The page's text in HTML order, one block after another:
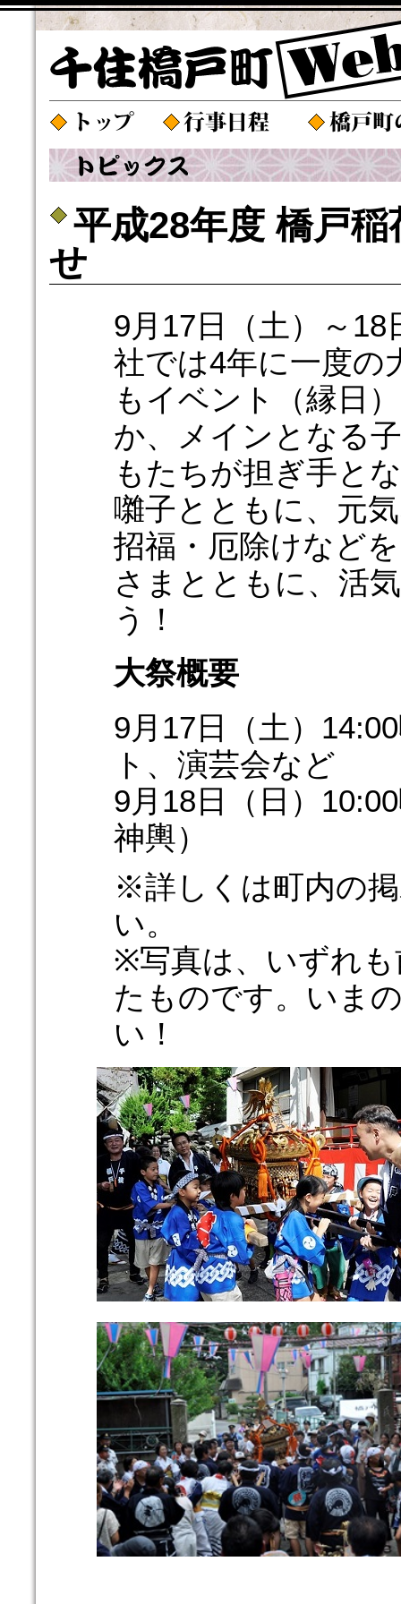
平成28年度 橋戸
せ
9月17日（土）～
社では4年に一度の
もイベント（縁日
か、メインとなる
もたちが担ぎ手と
囃子とともに、元
招福・厄除けなど
さまとともに、活
う！
大祭概要
9月17日（土）
ト、演芸会など
9月18日（日）
神輿）
※詳しくは町内の
い。
※写真は、いずれ
たものです。いま
い！